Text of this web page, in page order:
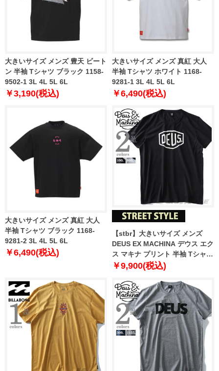
大きいサイズ メンズ 豊天 ビート
ン 半袖 Tシャツ ブラック 1158-
9502-1 3L 4L 5L 6L
￥3,190(税込)
大きいサイズ メンズ 真紅 大人
半袖 Tシャツ ホワイト 1168-
9281-1 3L 4L 5L 6L
￥6,490(税込)
大きいサイズ メンズ 真紅 大人
半袖 Tシャツ ブラック 1168-
9281-2 3L 4L 5L 6L
￥6,490(税込)
【stbr】大きいサイズ メンズ
DEUS EX MACHINA デウス エク
ス マキナ プリント 半袖 Tシャツ
USA 直輸入 t-dmw41808e
￥9,900(税込)